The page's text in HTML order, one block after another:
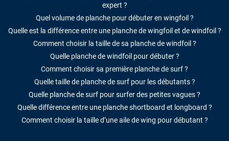
expert ?
Quel volume de planche pour débuter en wingfoil ?
Quelle est la différence entre une planche de wingfoil et de windfoil ?
Comment choisir la taille de sa planche de windfoil ?
Quelle planche de windfoil pour débuter ?
Comment choisir sa première planche de surf ?
Quelle taille de planche de surf pour les débutants ?
Quelle planche de surf pour surfer des petites vagues ?
Quelle différence entre une planche shortboard et longboard ?
Comment choisir la taille d’une aile de wing pour débutant ?